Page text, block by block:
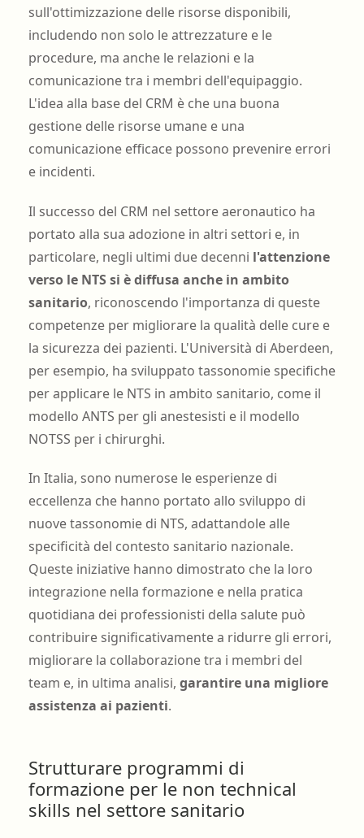
sull'ottimizzazione delle risorse disponibili,
includendo non solo le attrezzature e le
procedure, ma anche le relazioni e la
comunicazione tra i membri dell'equipaggio.
L'idea alla base del CRM è che una buona
gestione delle risorse umane e una
comunicazione efficace possono prevenire errori
e incidenti.
Il successo del CRM nel settore aeronautico ha
portato alla sua adozione in altri settori e, in
particolare, negli ultimi due decenni l'attenzione
verso le NTS si è diffusa anche in ambito
sanitario, riconoscendo l'importanza di queste
competenze per migliorare la qualità delle cure e
la sicurezza dei pazienti. L'Università di Aberdeen,
per esempio, ha sviluppato tassonomie specifiche
per applicare le NTS in ambito sanitario, come il
modello ANTS per gli anestesisti e il modello
NOTSS per i chirurghi.
In Italia, sono numerose le esperienze di
eccellenza che hanno portato allo sviluppo di
nuove tassonomie di NTS, adattandole alle
specificità del contesto sanitario nazionale.
Queste iniziative hanno dimostrato che la loro
integrazione nella formazione e nella pratica
quotidiana dei professionisti della salute può
contribuire significativamente a ridurre gli errori,
migliorare la collaborazione tra i membri del
team e, in ultima analisi, garantire una migliore
assistenza ai pazienti.
Strutturare programmi di
formazione per le non technical
skills nel settore sanitario